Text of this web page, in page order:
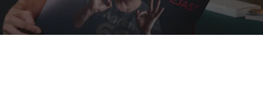
Blogs